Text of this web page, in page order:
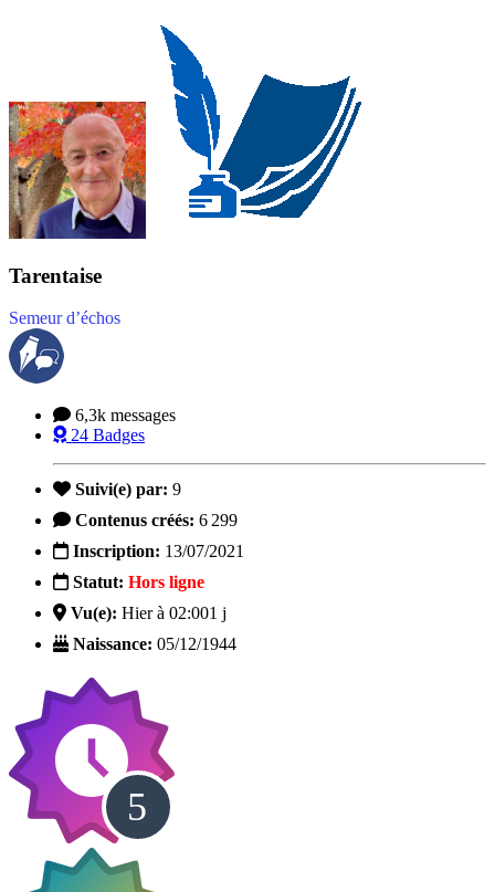
Tarentaise
Semeur d’échos
6,3k messages
24 Badges
Suivi(e) par: 9
Contenus créés: 6 299
Inscription: 13/07/2021
Statut: Hors ligne
Vu(e): Hier à 02:001 j
Naissance: 05/12/1944